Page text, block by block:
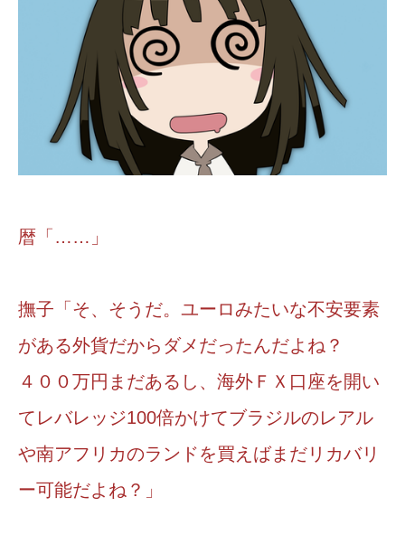
暦「……」
撫子「そ、そうだ。ユーロみたいな不安要素
がある外貨だからダメだったんだよね？
４００万円まだあるし、海外ＦＸ口座を開い
てレバレッジ100倍かけてブラジルのレアル
や南アフリカのランドを買えばまだリカバリ
ー可能だよね？」